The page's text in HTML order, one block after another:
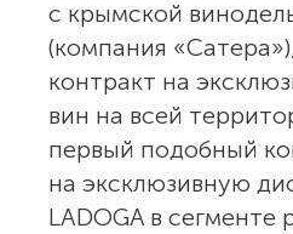
с крымской
(компания
контракт на
вин на всей
первый подобный
на эксклюзивную
LADOGA в сегменте